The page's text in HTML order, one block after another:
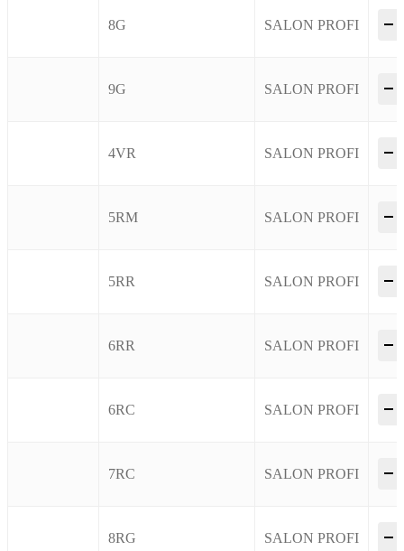
8G SALON PROFI
–
9G SALON PROFI
–
4VR SALON PROFI
–
5RM SALON PROFI
–
5RR SALON PROFI
–
6RR SALON PROFI
–
6RC SALON PROFI
–
7RC SALON PROFI
–
8RG SALON PROFI
–